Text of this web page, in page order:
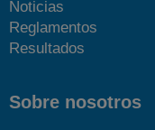
Noticias
Reglamentos
Resultados
Sobre nosotros